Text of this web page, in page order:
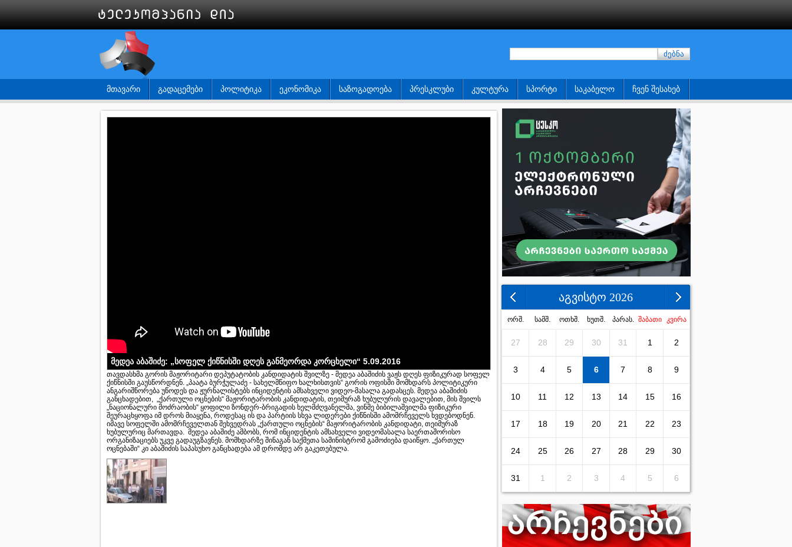
ძებნა
ᲛᲗᲐᲕᲐᲠᲘ ᲒᲐᲓᲐᲪᲔᲛᲔᲑᲘ ᲞᲝᲚᲘᲢᲘᲙᲐ ᲔᲙᲝᲜᲝᲛᲘᲙᲐ ᲡᲐᲖᲝᲒᲐᲓᲝᲔᲑᲐ ᲞᲠᲔᲡᲙᲚᲣᲑᲘ ᲙᲣᲚᲢᲣᲠᲐ ᲡᲞᲝᲠᲢᲘ ᲡᲐᲙᲐᲑᲔᲚᲝ ᲩᲕᲔᲜ ᲨᲔᲡᲐᲮᲔᲑ
მედეა აბაშიძე: „სოფელ ქიწნისში დღეს განმეორდა კორცხელი“ 5.09.2016
თავდასხმა გორის მაჟორიტარი დეპუტატობის კანდიდატის შვილზე - მედეა აბაშიძის ვაჟს დღეს ფიზიკურად სოფელ
ქიწნისში გაუსწორდნენ. „პაატა ბურჭულაძე - სახელმწიფო ხალხისთვის“ გორის ოფისში მომხდარს პოლიტიკური
ანგარიშწორება უწოდეს და ჟურნალისტებს ინციდენტის ამსახველი ვიდეო-მასალა გადასცეს. მედეა აბაშიძის
განცხადებით, „ქართული ოცნების“ მაჟორიტარობის კანდიდატის, თეიმურაზ ხუბულურის დავალებით, მის შვილს
„ნაციონალური მოძრაობის“ ყოფილი ზონდერ-ბრიგადის ხელმძღვანელმა, ვინმე ბიბილაშვილმა ფიზიკური
შეურაცხყოფა იმ დროს მიაყენა, როდესაც ის და პარტიის სხვა ლიდერები ქიწნისში ამომრჩეველს ხვდებოდნენ.
იმავე სოფელში ამომრჩეველთან შეხვედრას „ქართული ოცნების“ მაჟორიტარობის კანდიდატი, თეიმურაზ
ხუბულურიც მართავდა. მედეა აბაშიძე ამბობს, რომ ინციდენტის ამსახველი ვიდეომასალა საერთაშორისო
ორგანიზაციებს უკვე გადაუგზავნეს. მომხდარზე შინაგან საქმეთა სამინისტრომ გამოძიება დაიწყო. „ქართულ
ოცნებაში“ კი აბაშიძის საპასუხო განცხადება ამ დრომდე არ გაკეთებულა.
აგვისტო 2026
ორშ. სამშ. ოთხშ. ხუთშ. პარას. შაბათი კვირა
27 28 29 30 31 1 2
3 4 5 6 7 8 9
10 11 12 13 14 15 16
17 18 19 20 21 22 23
24 25 26 27 28 29 30
31 1 2 3 4 5 6